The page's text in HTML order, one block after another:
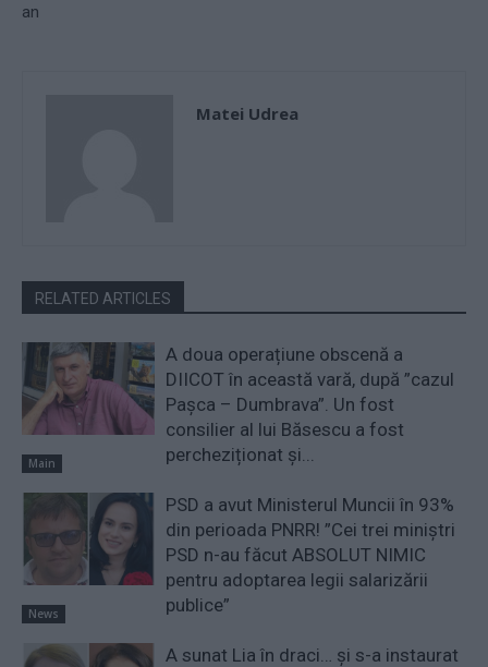
an
Matei Udrea
RELATED ARTICLES
Main
A doua operațiune obscenă a
DIICOT în această vară, după ”cazul
Pașca – Dumbrava”. Un fost
consilier al lui Băsescu a fost
percheziționat și...
News
PSD a avut Ministerul Muncii în 93%
din perioada PNRR! ”Cei trei miniştri
PSD n-au făcut ABSOLUT NIMIC
pentru adoptarea legii salarizării
publice”
A sunat Lia în draci… și s-a instaurat